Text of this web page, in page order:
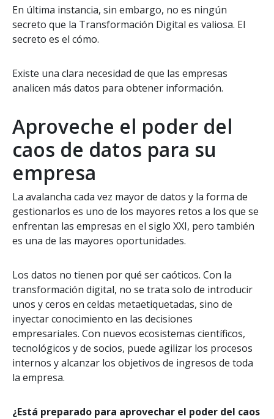
En última instancia, sin embargo, no es ningún
secreto que la Transformación Digital es valiosa. El
secreto es el cómo.
Existe una clara necesidad de que las empresas
analicen más datos para obtener información.
Aproveche el poder del
caos de datos para su
empresa
La avalancha cada vez mayor de datos y la forma de
gestionarlos es uno de los mayores retos a los que se
enfrentan las empresas en el siglo XXI, pero también
es una de las mayores oportunidades.
Los datos no tienen por qué ser caóticos. Con la
transformación digital, no se trata solo de introducir
unos y ceros en celdas metaetiquetadas, sino de
inyectar conocimiento en las decisiones
empresariales. Con nuevos ecosistemas científicos,
tecnológicos y de socios, puede agilizar los procesos
internos y alcanzar los objetivos de ingresos de toda
la empresa.
¿Está preparado para aprovechar el poder del caos